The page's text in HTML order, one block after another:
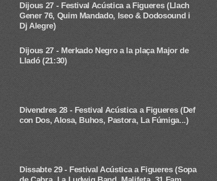
Dijous 27 - Festival Acústica a Figueres (Llach
Gener 76, Quim Mandado, Iseo & Dodosound i
Dj Alegre)
Dijous 27 - Merkado Negroa la plaça Major de
Lladó (21:30)
Divendres 28 - Festival Acústica a Figueres (Def
con Dos, Alosa, Buhos, Pastora, La Fúmiga...)
Dissabte 29 - Festival Acústica a Figueres (Sopa